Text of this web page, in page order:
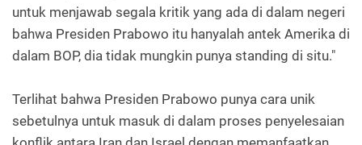
untuk menjawab segala kritik yang ada di dalam negeri
bahwa Presiden Prabowo itu hanyalah antek Amerika di
dalam BOP, dia tidak mungkin punya standing di situ."
Terlihat bahwa Presiden Prabowo punya cara unik
sebetulnya untuk masuk di dalam proses penyelesaian